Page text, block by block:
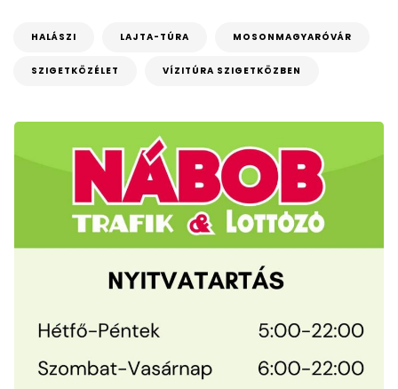
HALÁSZI LAJTA-TÚRA MOSONMAGYARÓVÁR
SZIGETKÖZÉLET VÍZITÚRA SZIGETKÖZBEN